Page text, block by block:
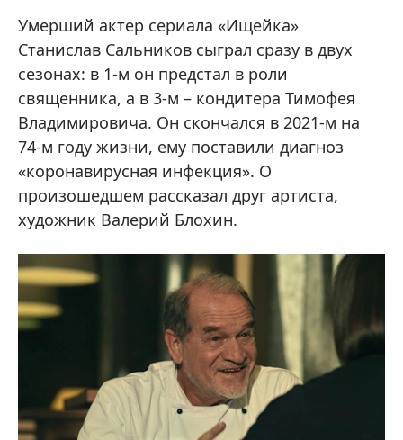
Умерший актер сериала «Ищейка»
Станислав Сальников сыграл сразу в двух
сезонах: в 1-м он предстал в роли
священника, а в 3-м – кондитера Тимофея
Владимировича. Он скончался в 2021-м на
74-м году жизни, ему поставили диагноз
«коронавирусная инфекция». О
произошедшем рассказал друг артиста,
художник Валерий Блохин.